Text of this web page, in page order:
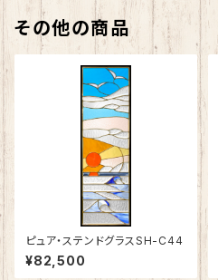
その他の商品
ピュア・ステンドグラスSH-C44
¥82,500